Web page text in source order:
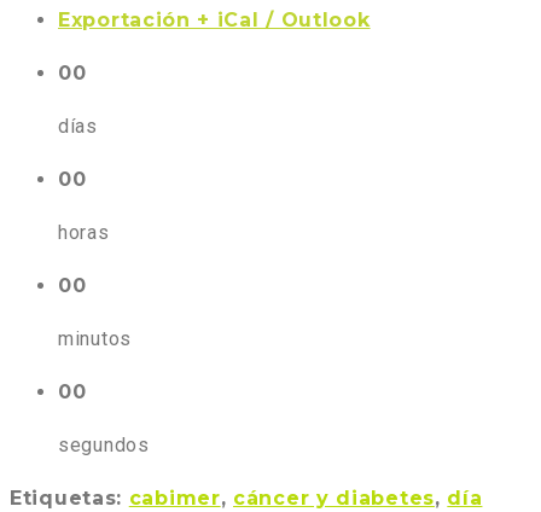
Exportación + iCal / Outlook
00
días
00
horas
00
minutos
00
segundos
Etiquetas: cabimer, cáncer y diabetes, día